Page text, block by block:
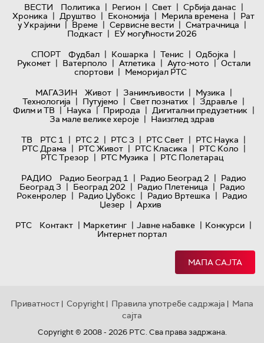
ВЕСТИ Политика | Регион | Свет | Србија данас |
Хроника | Друштво | Економија | Мерила времена | Рат
у Украјини | Време | Сервисне вести | Сматрачница |
Подкаст | ЕУ могућности 2026
СПОРТ
Фудбал | Кошарка | Тенис | Одбојка |
Рукомет | Ватерполо | Атлетика | Ауто-мото | Остали
спортови | Меморијал РТС
МАГАЗИН
Живот | Занимљивости | Музика |
Технологијa | Путујемо | Свет познатих | Здравље |
Филм и ТВ | Наука | Природа | Дигитални предузетник |
За мале велике хероје | Наизглед здрав
ТВ
РТС 1 | РТС 2 | РТС 3 | РТС Свет | РТС Наука |
РТС Драма | РТС Живот | РТС Класика | РТС Коло |
РТС Трезор | РТС Музика | РТС Полетарац
РАДИО
Радио Београд 1 | Радио Београд 2 | Радио
Београд 3 | Београд 202 | Радио Плетеница | Радио
Рокенролер | Радио Џубокс | Радио Вртешка | Радио
Џезер | Архив
РТС
Контакт | Маркетинг | Јавне набавке | Конкурси |
Интернет портал
МАПА САЈТА
Приватност | Copyright | Правила употребе садржаја | Мапа
сајта
Copyright © 2008 - 2026 РТС. Сва права задржана.